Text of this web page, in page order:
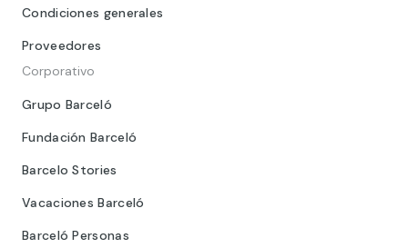
Condiciones generales
Proveedores
Corporativo
Grupo Barceló
Fundación Barceló
Barcelo Stories
Vacaciones Barceló
Barceló Personas